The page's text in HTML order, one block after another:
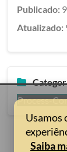
Publicado:
Atualizado:
Process-
Usamos
Saiba